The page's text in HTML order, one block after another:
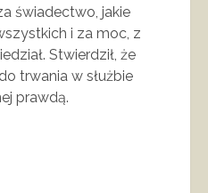
świadectwo, jakie
i za moc, z
Stwierdził, że
trwania w służbie
prawdą.